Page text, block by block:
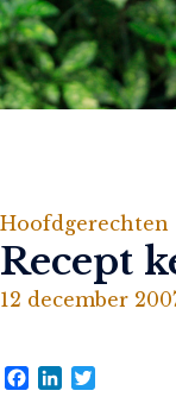
Hoofdgerechten |
Recept
12 december
Facebook
LinkedIn